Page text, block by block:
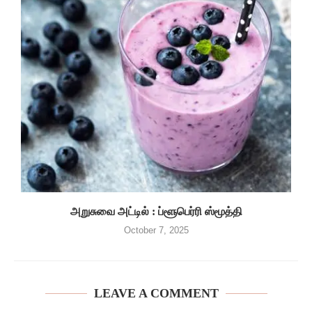
அறுசுவை அட்டில் : ப்ளூபெர்ரி ஸ்மூத்தி
October 7, 2025
LEAVE A COMMENT